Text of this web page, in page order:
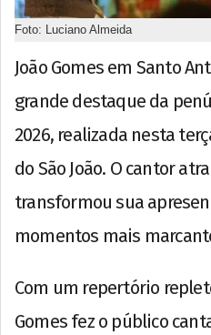
Foto: Luciano Almeida
João Gomes em Santo
grande destaque da
2026, realizada nesta
do São João. O cantor
transformou sua
momentos mais
Com um repertório
Gomes fez o público